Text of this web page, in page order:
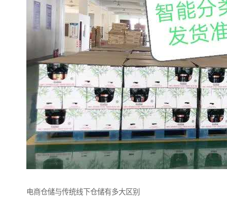
电商仓储与传统线下仓储有多大区别